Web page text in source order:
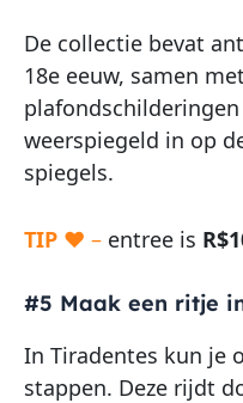
De collectie bevat
18e eeuw, samen
weerspiegeld in op
spiegels.
TIP ♥ – entree is
#5 Maak een ritje
In Tiradentes kun je
stappen. Deze rijdt